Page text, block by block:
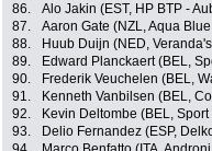
86.
Alo Jakin (EST, HP BTP -
87.
Aaron Gate (NZL, Aqua
88.
Huub Duijn (NED,
89.
Edward Planckaert (BEL,
90.
Frederik Veuchelen (BEL,
91.
Kenneth Vanbilsen (BEL,
92.
Kevin Deltombe (BEL,
93.
Delio Fernandez (ESP,